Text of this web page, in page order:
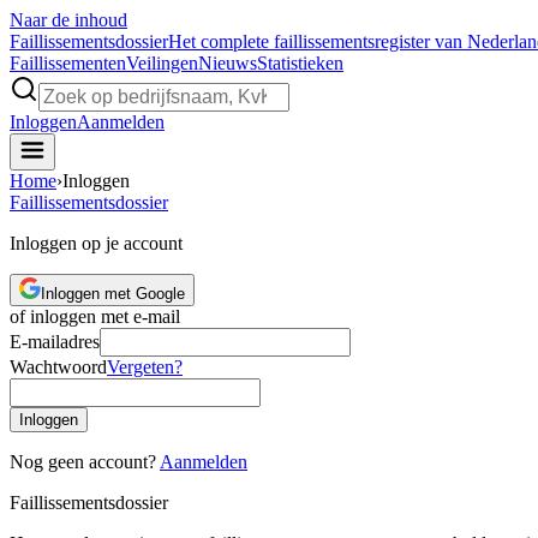
Naar de inhoud
FaillissementsdossierHet complete faillissementsregister van
FaillissementenVeilingenNieuwsStatistieken
InloggenAanmelden
Home›Inloggen
Faillissementsdossier
Inloggen op je account
Inloggen met Google
of inloggen met e-mail
E-mailadres
WachtwoordVergeten?
Inloggen
Nog geen account? Aanmelden
Faillissementsdossier